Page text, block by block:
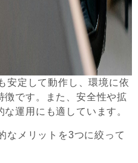
安定して動作し、環境に依
徴です。また、安全性や拡
運用にも適しています。
なメリットを3つに絞って